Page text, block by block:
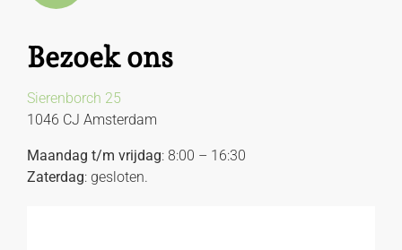
Bezoek ons
Sierenborch 25
1046 CJ Amsterdam
Maandag t/m vrijdag: 8:00 – 16:30
Zaterdag: gesloten.